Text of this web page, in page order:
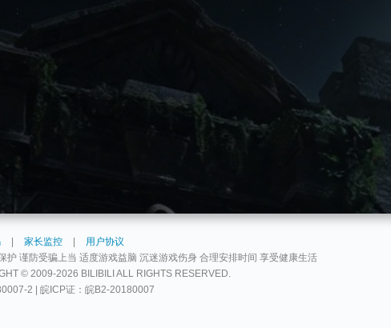
| 家长监控 |
用户协议
护 谨防受骗上当 适度游戏益脑 沉迷游戏伤身 合理安排时间 享受健康生活
© 2009-2026 BILIBILI ALL RIGHTS RESERVED.
2 | 皖ICP证：皖B2-20180007